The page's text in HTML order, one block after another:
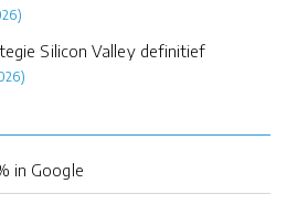
Silicon Valley definitief
in Google